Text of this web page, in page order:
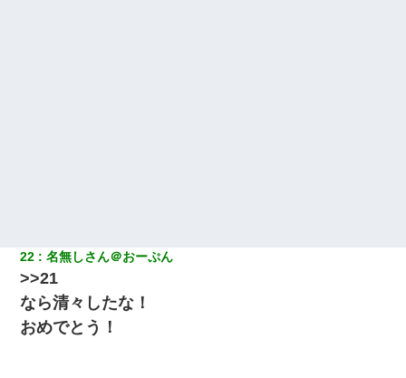
22 名無しさん＠おーぷん
>>21
なら清々したな！
おめでとう！